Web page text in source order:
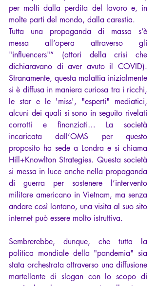
per molti dalla perdita del lavoro e, in
molte parti del mondo, dalla carestia.
Tutta una propaganda di massa s’è
messa all’opera attraverso gli
"influencers"” (attori della crisi che
dichiaravano di aver avuto il COVID).
Stranamente, questa malattia inizialmente
si è diffusa in maniera curiosa tra i ricchi,
le star e le 'miss', "esperti" mediatici,
alcuni dei quali si sono in seguito rivelati
corrotti e finanziati… La società
incaricata dall’OMS per questo
proposito ha sede a Londra e si chiama
Hill+Knowlton Strategies. Questa società
si messa in luce anche nella propaganda
di guerra per sostenere l’intervento
militare americano in Vietnam, ma senza
andare così lontano, una visita al suo sito
internet può essere molto istruttiva.
Sembrerebbe, dunque, che tutta la
politica mondiale della "pandemia" sia
stata orchestrata attraverso una diffusione
martellante di slogan con lo scopo di